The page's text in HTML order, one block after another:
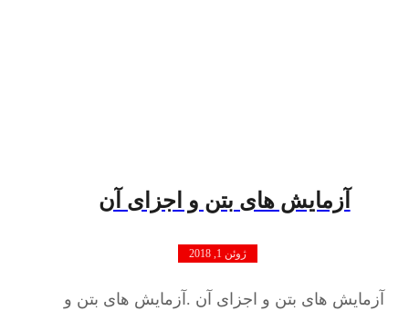
آزمایش های بتن و اجزای آن
ژوئن 1, 2018
آزمایش های بتن و اجزای آن .آزمایش های بتن و